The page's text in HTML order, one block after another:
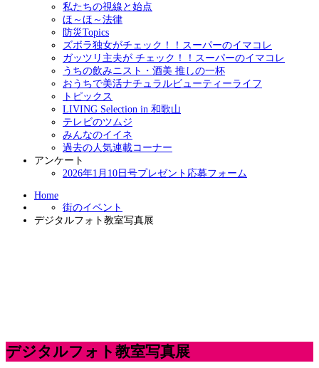
私たちの視線と始点
ほ～ほ～法律
防災Topics
ズボラ独女がチェック！！スーパーのイマコレ
ガッツリ主夫が チェック！！スーパーのイマコレ
うちの飲みニスト・酒美 推しの一杯
おうちで美活ナチュラルビューティーライフ
トピックス
LIVING Selection in 和歌山
テレビのツムジ
みんなのイイネ
過去の人気連載コーナー
アンケート
2026年1月10日号プレゼント応募フォーム
Home
街のイベント
デジタルフォト教室写真展
デジタルフォト教室写真展